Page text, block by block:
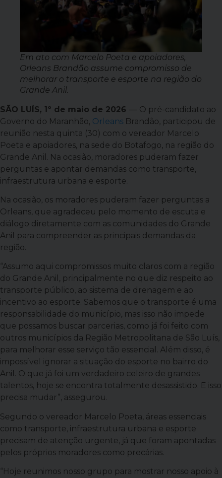
Em ato com Marcelo Poeta e apoiadores,
Orleans Brandão assume compromisso de
melhorar o transporte e esporte na região do
Grande Anil.
SÃO LUÍS, 1º de maio de 2026 — O pré-candidato ao
Governo do Maranhão, Orleans Brandão, participou de
reunião nesta quinta (30) com o vereador Marcelo
Poeta e apoiadores, na sede do Botafogo, na região do
Grande Anil. Na ocasião, moradores puderam fazer
perguntas e apontar demandas como transporte,
infraestrutura urbana e esporte.
Na ocasião, os moradores puderam fazer perguntas a
Orleans, que agradeceu pelo momento de escuta e
diálogo diretamente com as comunidades do Grande
Anil para compreender as principais demandas da
região.
“Assumo aqui compromissos muito claros com a região
do Grande Anil, principalmente no que diz respeito ao
transporte público, ao sistema de drenagem e ao
incentivo ao esporte. Sabemos que o transporte é uma
responsabilidade do município, mas isso não impede
que possamos buscar parcerias, como já foi feito com
outros municípios da Região Metropolitana de São Luís,
para melhorar esse serviço tão essencial. Além disso, é
impossível ignorar a situação do esporte no bairro do
Anil. O que já foi um verdadeiro celeiro de grandes
talentos, hoje se encontra totalmente desassistido. E isso
precisa mudar”, assegurou.
Segundo o vereador Marcelo Poeta, áreas essenciais
como transporte, infraestrutura urbana e esporte
precisam de atenção urgente, já que foram apontadas
pelos próprios moradores como precárias.
“Hoje reunimos nosso grupo para mostrar nosso apoio à